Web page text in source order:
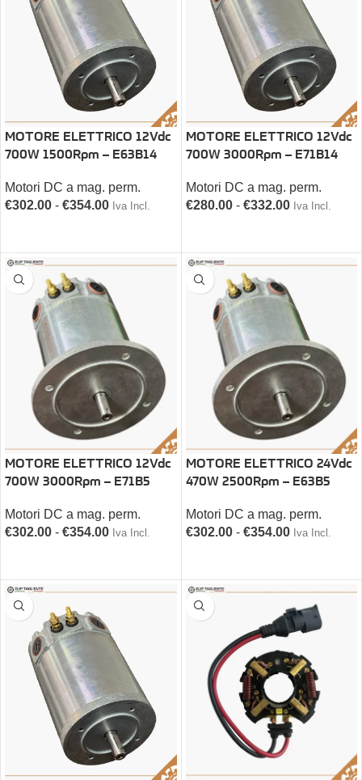
MOTORE ELETTRICO 12Vdc
700W 1500Rpm – E63B14
Motori DC a mag. perm.
€302.00 - €354.00 Iva Incl.
MOTORE ELETTRICO 12Vdc
700W 3000Rpm – E71B14
Motori DC a mag. perm.
€280.00 - €332.00 Iva Incl.
MOTORE ELETTRICO 12Vdc
700W 3000Rpm – E71B5
Motori DC a mag. perm.
€302.00 - €354.00 Iva Incl.
MOTORE ELETTRICO 24Vdc
470W 2500Rpm – E63B5
Motori DC a mag. perm.
€302.00 - €354.00 Iva Incl.